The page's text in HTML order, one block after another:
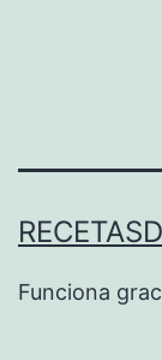
Funciona